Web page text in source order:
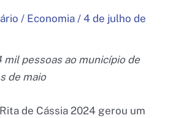
/ Economia /4 de julho de
pessoas ao município de
de maio
de Cássia 2024 gerou um